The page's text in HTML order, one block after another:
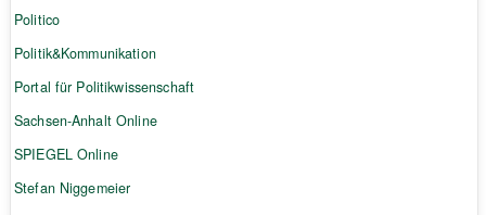
Politico
Politik&Kommunikation
Portal für Politikwissenschaft
Sachsen-Anhalt Online
SPIEGEL Online
Stefan Niggemeier